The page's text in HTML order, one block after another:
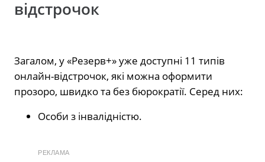
відстрочок
Загалом, у «Резерв+» уже доступні 11 типів
онлайн-відстрочок, які можна оформити
прозоро, швидко та без бюрократії. Серед них:
Особи з інвалідністю.
РЕКЛАМА